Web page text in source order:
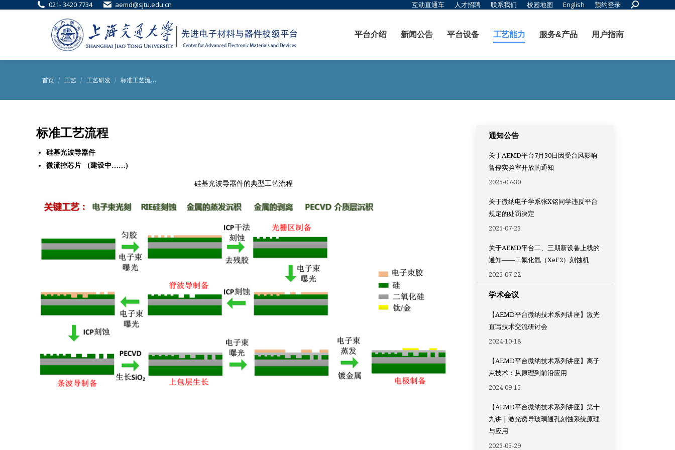
021- 3420 7734 aemd@sjtu.edu.cn 互动直通车 人才招聘 联系我们 校园地图 English 预约登录 Search:
平台介绍 新闻公告 平台设备 工艺能力 服务&产品 用户指南
您在这里：
首页 工艺 工艺研发 标准工艺流…
标准工艺流程
硅基光波导器件
微流控芯片 （建设中……)
硅基光波导器件的典型工艺流程
通知公告
关于AEMD平台7月30日因受台风影响
暂停实验室开放的通知
2025-07-30
关于微纳电子学系张X铭同学违反平台
规定的处罚决定
2025-07-23
关于AEMD平台二、三期新设备上线的
通知——二氟化氙（XeF2）刻蚀机
2025-07-22
学术会议
【AEMD平台微纳技术系列讲座】激光
直写技术交流研讨会
2024-10-18
【AEMD平台微纳技术系列讲座】离子
束技术：从原理到前沿应用
2024-09-15
【AEMD平台微纳技术系列讲座】第十
九讲 | 激光诱导玻璃通孔刻蚀系统原理
与应用
2023-05-29